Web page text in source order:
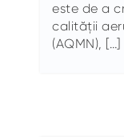
este de a
calității
(AQMN), […]